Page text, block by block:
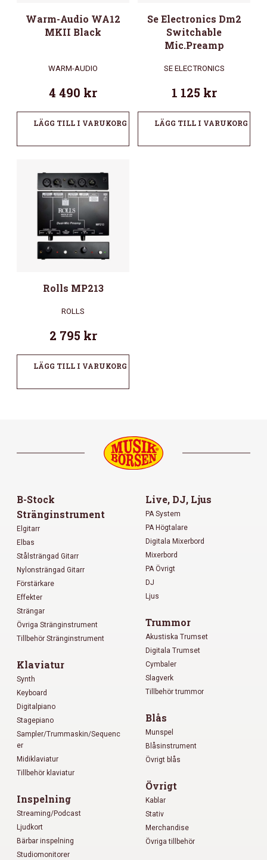
Warm-Audio WA12
MKII Black
WARM-AUDIO
4 490 kr
LÄGG TILL I VARUKORG
Se Electronics Dm2
Switchable
Mic.Preamp
SE ELECTRONICS
1 125 kr
LÄGG TILL I VARUKORG
Rolls MP213
ROLLS
2 795 kr
LÄGG TILL I VARUKORG
B-Stock
Stränginstrument
Elgitarr
Elbas
Stålsträngad Gitarr
Nylonsträngad Gitarr
Förstärkare
Effekter
Strängar
Övriga Stränginstrument
Tillbehör Stränginstrument
Klaviatur
Synth
Keyboard
Digitalpiano
Stagepiano
Sampler/Trummaskin/Sequenc
er
Midiklaviatur
Tillbehör klaviatur
Inspelning
Streaming/Podcast
Ljudkort
Bärbar inspelning
Studiomonitorer
Live, DJ, Ljus
PA System
PA Högtalare
Digitala Mixerbord
Mixerbord
PA Övrigt
DJ
Ljus
Trummor
Akustiska Trumset
Digitala Trumset
Cymbaler
Slagverk
Tillbehör trummor
Blås
Munspel
Blåsinstrument
Övrigt blås
Övrigt
Kablar
Stativ
Merchandise
Övriga tillbehör